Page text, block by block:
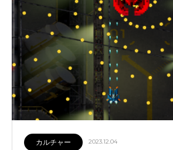
カルチャー 2023.12.04